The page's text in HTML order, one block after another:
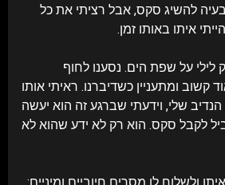
להשיג סקס, אבל רציתי את כל
איתו באותו זמן.
לילי על שפת הים. נסענו לחוף
קשוב ומתעניין כשדיברנו. ראיתי אותו
שלי, וידעתי שברגע זה הוא יעשה
לקבל סקס. הוא רק לא ידע שהוא לא